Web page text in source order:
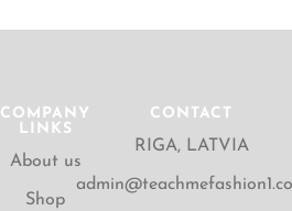
COMPANY
LINKS
About us
Shop
CONTACT
RIGA, LATVIA